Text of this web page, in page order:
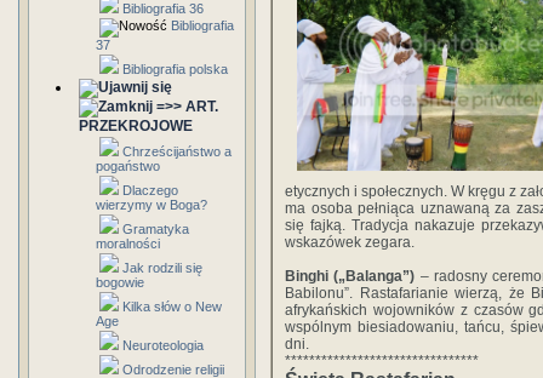
Bibliografia 36
Bibliografia
37
Bibliografia polska
=>> ART.
PRZEKROJOWE
Chrześcijaństwo a
pogaństwo
Dlaczego
wierzymy w Boga?
Gramatyka
moralności
Jak rodzili się
bogowie
Kilka słów o New
Age
Neuroteologia
Odrodzenie religii
etycznych i społecznych. W kręgu z
ma osoba pełniąca uznawaną za
się fajką. Tradycja nakazuje
wskazówek zegara.
Binghi („Balanga”) – radosny
Babilonu”. Rastafarianie wierzą, że
afrykańskich wojowników z czasów
wspólnym biesiadowaniu, tańcu,
dni.
********************************